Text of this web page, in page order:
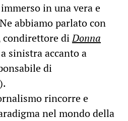
in una vera e
abbiamo parlato con
condirettore diDonna
sinistra accanto a
di
rincorre e
nel mondo della